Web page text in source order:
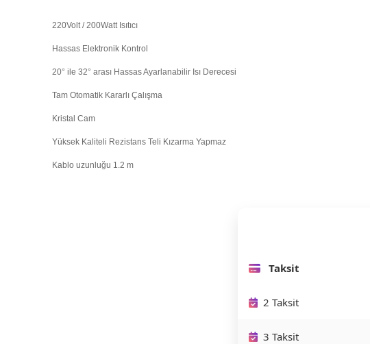
220Volt / 200Watt Isıtıcı
Hassas Elektronik Kontrol
20° ile 32° arası Hassas Ayarlanabilir Isı Derecesi
Tam Otomatik Kararlı Çalışma
Kristal Cam
Yüksek Kaliteli Rezistans Teli Kızarma Yapmaz
Kablo uzunluğu 1.2 m
Taksit
2 Taksit
3 Taksit